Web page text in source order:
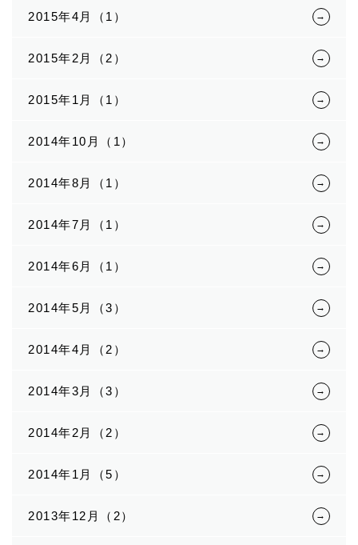
2015年4月（1）
2015年2月（2）
2015年1月（1）
2014年10月（1）
2014年8月（1）
2014年7月（1）
2014年6月（1）
2014年5月（3）
2014年4月（2）
2014年3月（3）
2014年2月（2）
2014年1月（5）
2013年12月（2）